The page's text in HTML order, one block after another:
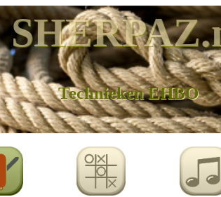
Technieken EHBO